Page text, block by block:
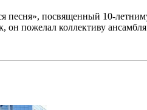
песня», посвященный 10-
пожелал коллективу